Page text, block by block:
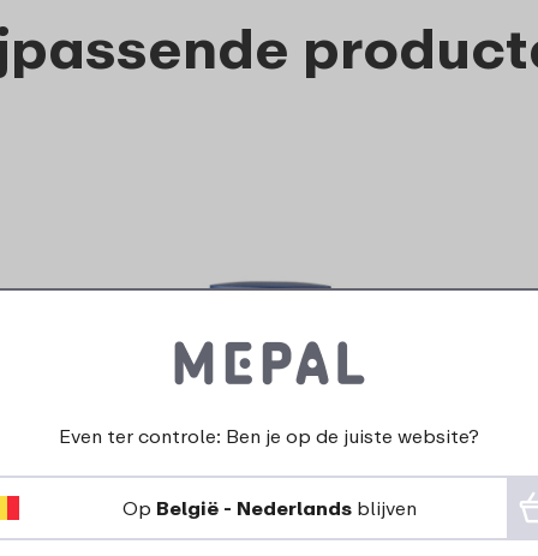
Vivid blue
8 49 5
Even ter controle: Ben je op de juiste website?
Op België - Nederlandsblijven